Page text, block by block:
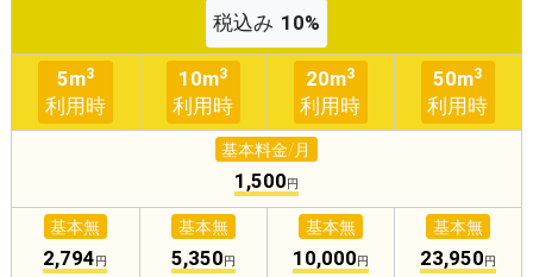
税込み 10%
5m3
利用時
10m3
利用時
20m3
利用時
50m3
利用時
基本料金/月
1,500円
基本無
2,794円
基本無
5,350円
基本無
10,000円
基本無
23,950円